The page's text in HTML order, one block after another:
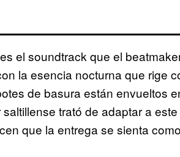
el soundtrack que el
la esencia nocturna que rige
de basura están envueltos
trató de adaptar a
que la entrega se sienta